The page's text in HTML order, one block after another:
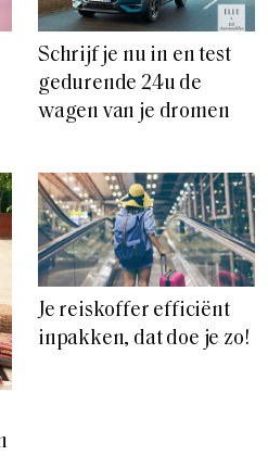
Schrijf je nu in en test
gedurende 24u de
wagen van je dromen
Je reiskoffer efficiënt
inpakken, dat doe je zo!